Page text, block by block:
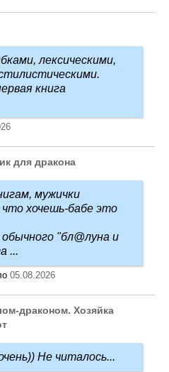
лексическими,
книга
для дракона
мужички
что хочешь-бабе это
"бл@луна и
...
05.08.2026
драконом. Хозяйка
Не читалось...